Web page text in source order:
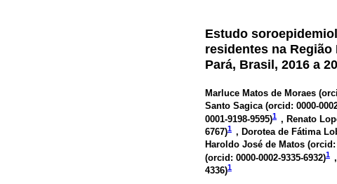
Estudo
residentes na
Pará, Brasil, 2016 a
Marluce Matos de Moraes (
Santo Sagica (orcid: 0000-
0001-9198-9595)1 , Renato
6767)1 , Dorotea de Fátima
Haroldo José de Matos (orcid:
(orcid: 0000-0002-9335-6932)1
4336)1